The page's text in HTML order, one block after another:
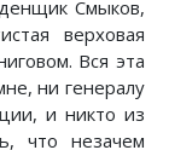
Смыков,
верховая
Вся эта
ни генералу
и никто из
что незачем